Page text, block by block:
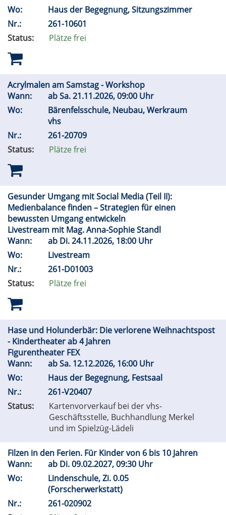
Wo:
Haus der Begegnung, Sitzungszimmer
Nr.:
261-10601
Status:
Plätze frei
Acrylmalen am Samstag - Workshop
Wann:
abSa.21.11.2026, 09:00 Uhr
Wo:
Bärenfelsschule, Neubau, Werkraum
vhs
Nr.:
261-20709
Status:
Plätze frei
Gesunder Umgang mit Social Media (Teil II):
Medienbalance finden – Strategien für einen
bewussten Umgang entwickeln
Livestream mit Mag. Anna-Sophie Standl
Wann:
ab Di.24.11.2026, 18:00 Uhr
Wo:
Livestream
Nr.:
261-D01003
Status:
Plätze frei
Hase und Holunderbär: Die verlorene Weihnachtspost
- Kindertheater ab 4 Jahren
Figurentheater FEX
Wann:
abSa. 12.12.2026, 16:00 Uhr
Wo:
Haus der Begegnung, Festsaal
Nr.:
261-V20407
Status:
Kartenvorverkauf bei der vhs-
Geschäftsstelle, Buchhandlung Merkel
und im Spielzüg-Lädeli
Filzen in den Ferien. Für Kinder von 6 bis 10 Jahren
Wann:
ab Di.09.02.2027, 09:30 Uhr
Wo:
Lindenschule, Zi. 0.05
(Forscherwerkstatt)
Nr.:
261-020902